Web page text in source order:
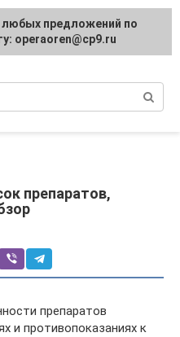
и сердца,
препаратов,
препаратов
и противопоказаниях к
предложений по
operaoren@cp9.ru